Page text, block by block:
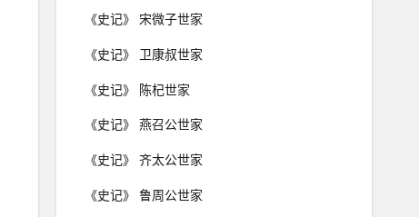
《史记》 宋微子世家
《史记》 卫康叔世家
《史记》 陈杞世家
《史记》 燕召公世家
《史记》 齐太公世家
《史记》 鲁周公世家